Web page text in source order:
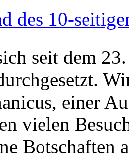
des 10-
seit dem
einer
vielen
Botschaften